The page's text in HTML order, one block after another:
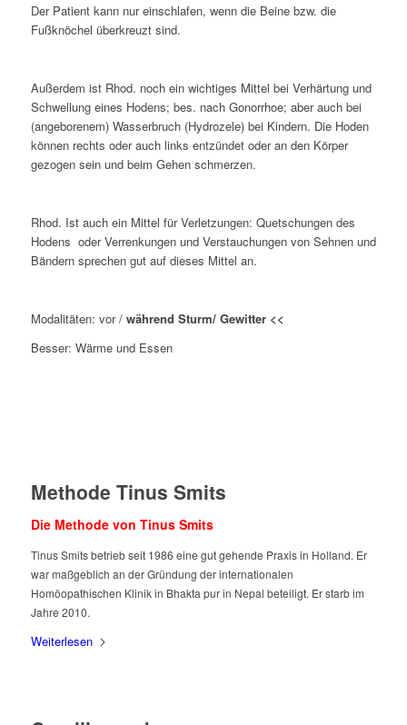
Der Patient kann nur einschlafen, wenn die Beine bzw. die
Fußknöchel überkreuzt sind.
Außerdem ist Rhod. noch ein wichtiges Mittel bei Verhärtung und
Schwellung eines Hodens; bes. nach Gonorrhoe; aber auch bei
(angeborenem) Wasserbruch (Hydrozele) bei Kindern. Die Hoden
können rechts oder auch links entzündet oder an den Körper
gezogen sein und beim Gehen schmerzen.
Rhod. Ist auch ein Mittel für Verletzungen: Quetschungen des
Hodens oder Verrenkungen und Verstauchungen von Sehnen und
Bändern sprechen gut auf dieses Mittel an.
Modalitäten: vor /während Sturm/ Gewitter <<
Besser: Wärme und Essen
Methode Tinus Smits
Die Methode von Tinus Smits
Tinus Smits betrieb seit 1986 eine gut gehende Praxis in Holland. Er
war maßgeblich an der Gründung der internationalen
Homöopathischen Klinik in Bhakta pur in Nepal beteiligt. Er starb im
Jahre 2010.
Weiterlesen